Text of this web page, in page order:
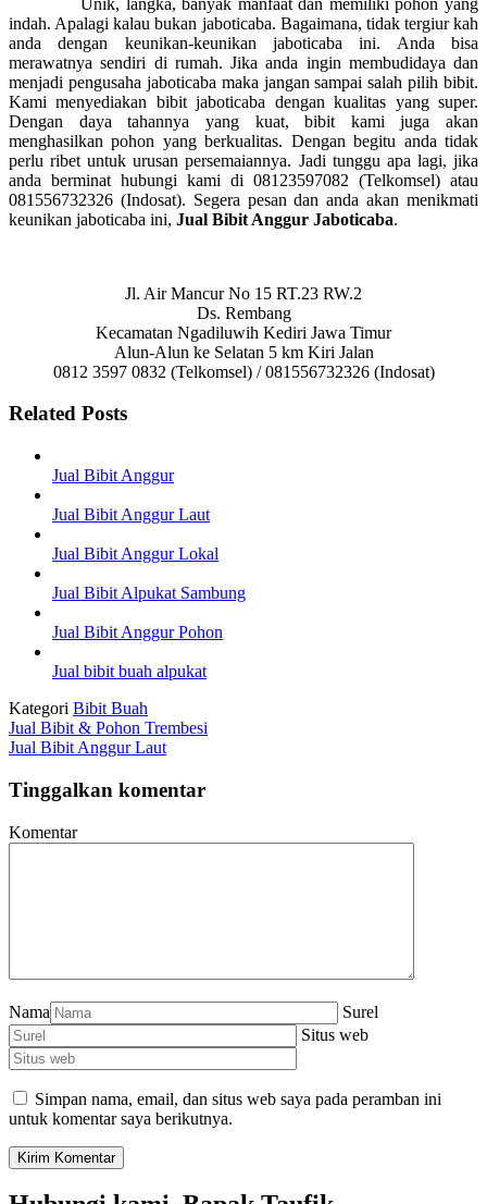
indah. Apalagi kalau bukan jaboticaba. Bagaimana, tidak tergiur kah
anda dengan keunikan-keunikan jaboticaba ini. Anda bisa
merawatnya sendiri di rumah. Jika anda ingin membudidaya dan
menjadi pengusaha jaboticaba maka jangan sampai salah pilih bibit.
Kami menyediakan bibit jaboticaba dengan kualitas yang super.
Dengan daya tahannya yang kuat, bibit kami juga akan
menghasilkan pohon yang berkualitas. Dengan begitu anda tidak
perlu ribet untuk urusan persemaiannya. Jadi tunggu apa lagi, jika
anda berminat hubungi kami di 08123597082 (Telkomsel) atau
081556732326 (Indosat). Segera pesan dan anda akan menikmati
keunikan jaboticaba ini, Jual Bibit Anggur Jaboticaba.
Jl. Air Mancur No 15 RT.23 RW.2
Ds. Rembang
Kecamatan Ngadiluwih Kediri Jawa Timur
Alun-Alun ke Selatan 5 km Kiri Jalan
0812 3597 0832 (Telkomsel) / 081556732326 (Indosat)
Related Posts
Jual Bibit Anggur
Jual Bibit Anggur Laut
Jual Bibit Anggur Lokal
Jual Bibit Alpukat Sambung
Jual Bibit Anggur Pohon
Jual bibit buah alpukat
Kategori Bibit Buah
Jual Bibit & Pohon Trembesi
Jual Bibit Anggur Laut
Tinggalkan komentar
Komentar
Nama
Surel
Situs web
Simpan nama, email, dan situs web saya pada peramban ini
untuk komentar saya berikutnya.